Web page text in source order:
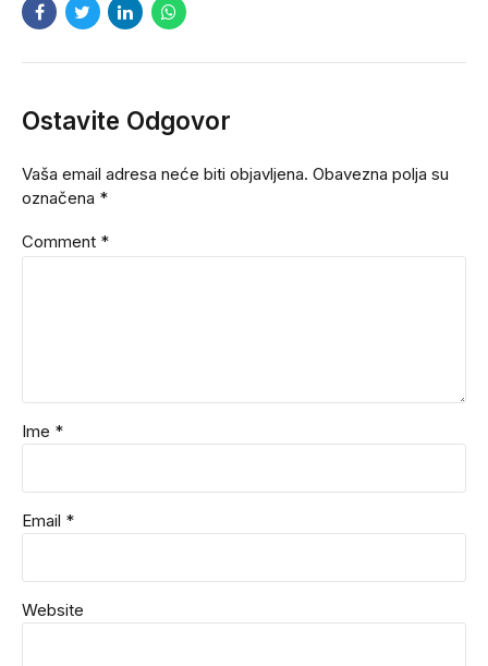
Ostavite Odgovor
Vaša email adresa neće biti objavljena. Obavezna polja su
označena *
Comment *
Ime *
Email *
Website